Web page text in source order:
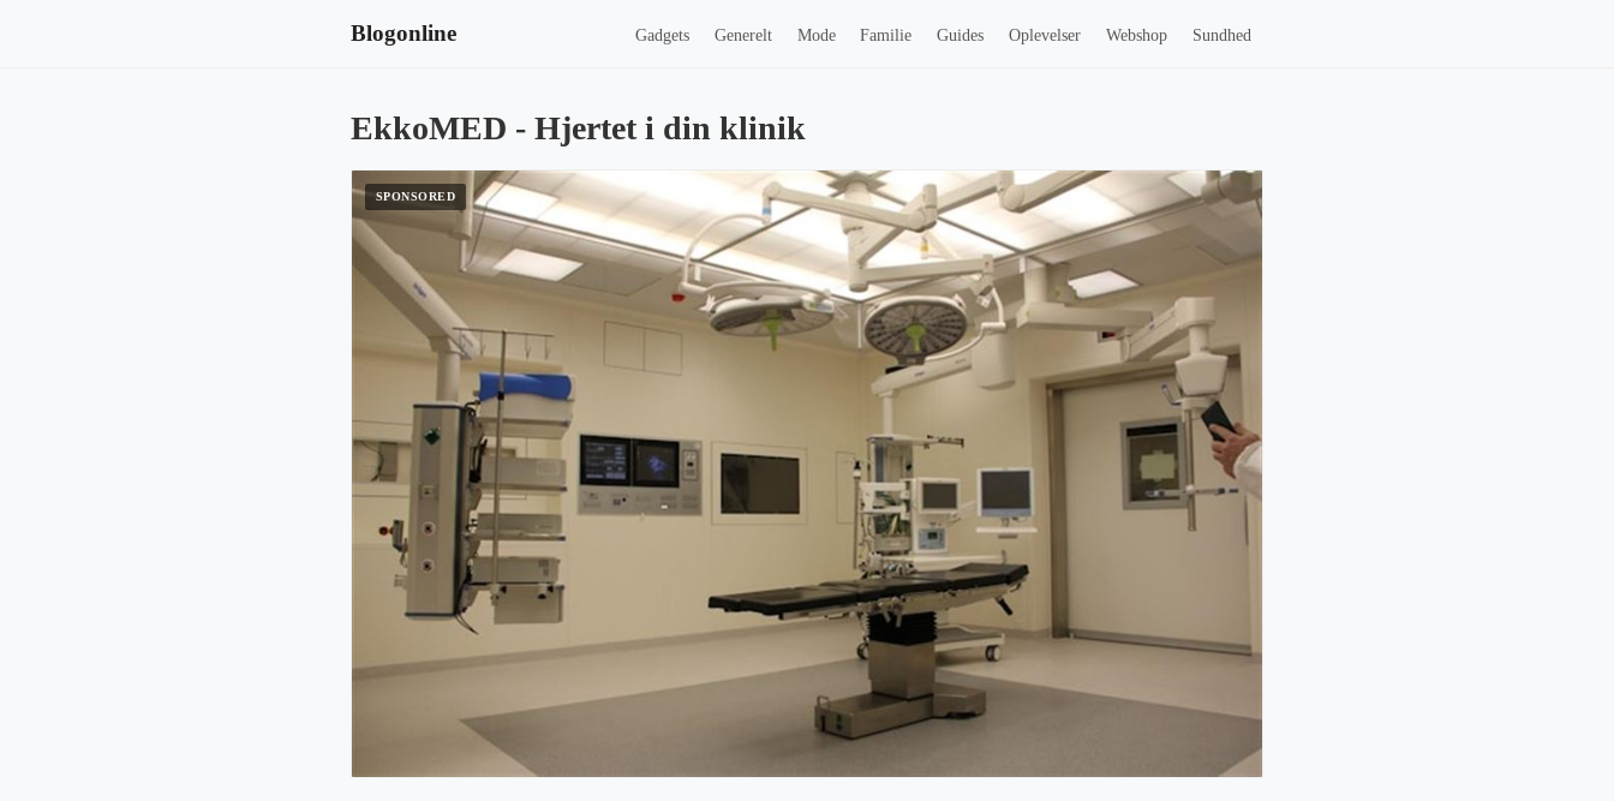
Blogonline Gadgets Generelt Mode Familie Guides Oplevelser Webshop Sundhed
EkkoMED - Hjertet i din klinik